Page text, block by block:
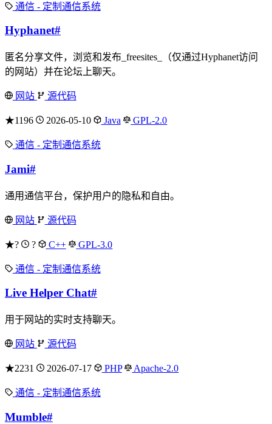
通信 - 定制通信系统
Hyphanet#
匿名分享文件，浏览和发布_freesites_（仅通过Hyphanet访问
的网站）并在论坛上聊天。
网站 源代码
★1196 2026-05-10 Java GPL-2.0
通信 - 定制通信系统
Jami#
通用通信平台，保护用户的隐私和自由。
网站 源代码
★? ? C++ GPL-3.0
通信 - 定制通信系统
Live Helper Chat#
用于网站的实时支持聊天。
网站 源代码
★2231 2026-07-17 PHP Apache-2.0
通信 - 定制通信系统
Mumble#